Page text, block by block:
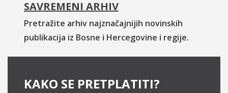
SAVREMENI ARHIV
Pretražite arhiv najznačajnijih novinskih
publikacija iz Bosne i Hercegovine i regije.
KAKO SE PRETPLATITI?